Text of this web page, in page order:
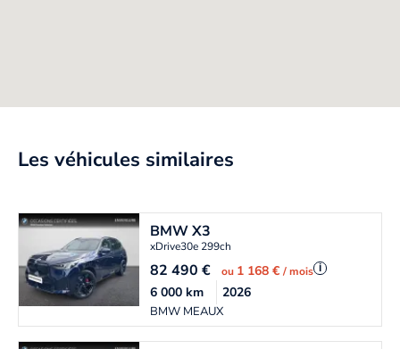
Les véhicules similaires
BMWX3
xDrive30e 299ch
82 490€ ou 1 168 €/ mois i
BMW MEAUX
6 000km 2026